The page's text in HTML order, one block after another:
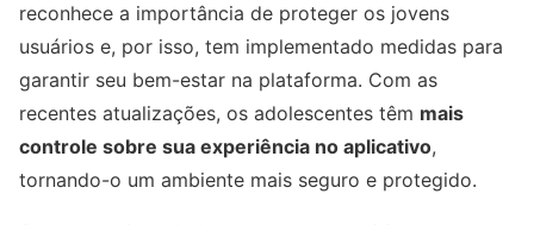
reconhece a importância de proteger os jovens
usuários e, por isso, tem implementado medidas para
garantir seu bem-estar na plataforma. Com as
recentes atualizações, os adolescentes têm mais
controle sobre sua experiência no aplicativo,
tornando-o um ambiente mais seguro e protegido.